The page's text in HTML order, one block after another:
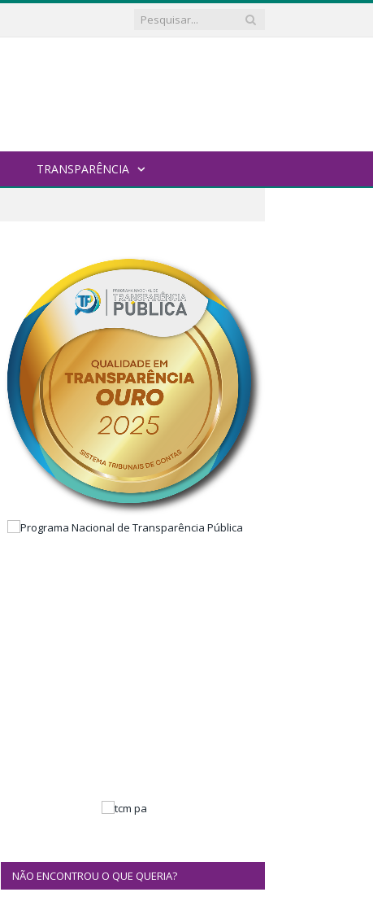
TRANSPARÊNCIA
NÃO ENCONTROU O QUE QUERIA?